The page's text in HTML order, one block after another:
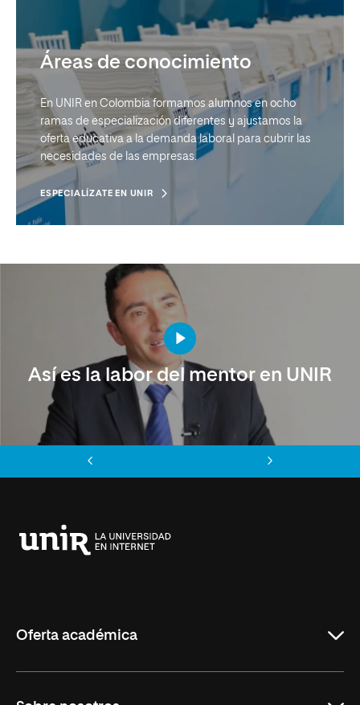
Áreas de conocimiento
En UNIR en Colombia formamos alumnos en ocho
ramas de especialización diferentes y ajustamos la
oferta educativa a la demanda laboral para cubrir las
necesidades de las empresas.
ESPECIALÍZATE EN UNIR
Así es la labor del mentor en UNIR
Oferta académica